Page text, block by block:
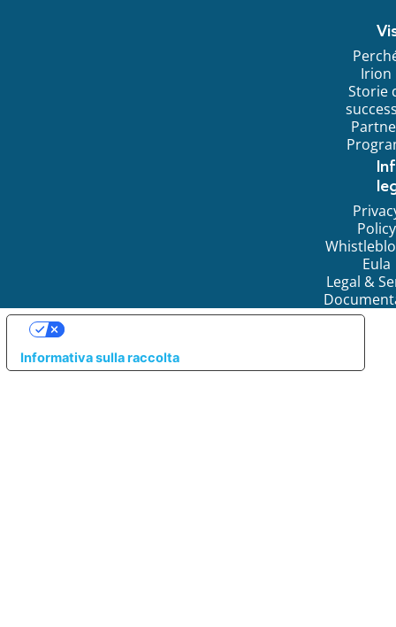
Irion
Storie
Policy
Eula
Legal &
Informativa sulla raccolta